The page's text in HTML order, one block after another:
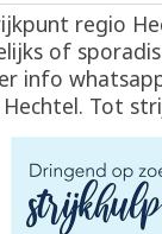
regio
of
info
Tot